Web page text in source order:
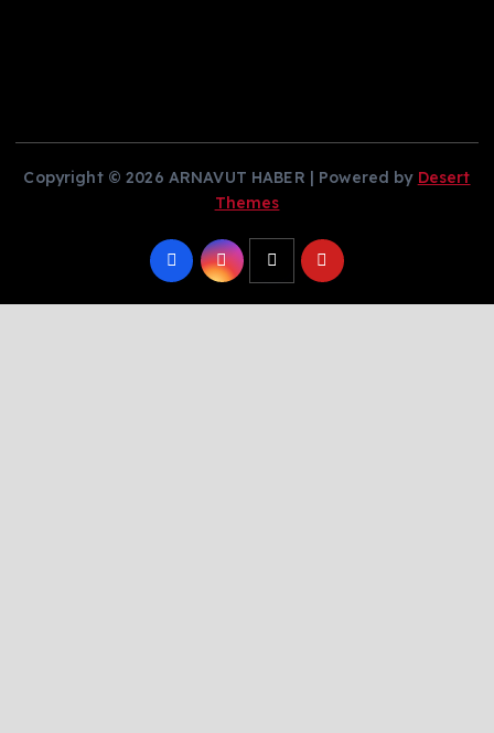
Copyright © 2026 ARNAVUT HABER | Powered by Desert
Themes